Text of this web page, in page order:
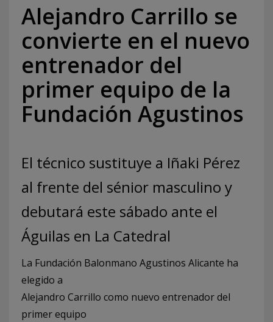
Alejandro Carrillo se
convierte en el nuevo
entrenador del
primer equipo de la
Fundación Agustinos
El técnico sustituye a Iñaki Pérez
al frente del sénior masculino y
debutará este sábado ante el
Águilas en La Catedral
La Fundación Balonmano Agustinos Alicante ha
elegido a
Alejandro Carrillo como nuevo entrenador del
primer equipo